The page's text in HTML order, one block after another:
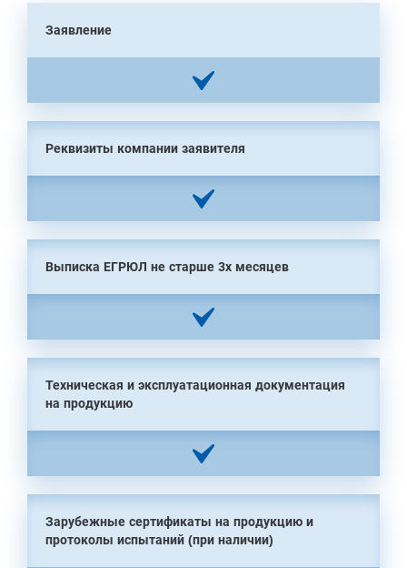
Заявление
Реквизиты компании заявителя
Выписка ЕГРЮЛ не старше 3х месяцев
Техническая и эксплуатационная документация
на продукцию
Зарубежные сертификаты на продукцию и
протоколы испытаний (при наличии)